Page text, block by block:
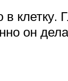
он